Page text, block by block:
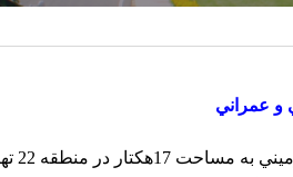
و عمراني
در حال حاضر